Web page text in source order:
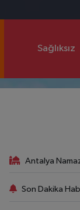
Sağlıksız
Antalya
Son Dakika